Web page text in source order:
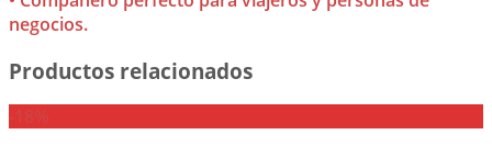
negocios.
Productos relacionados